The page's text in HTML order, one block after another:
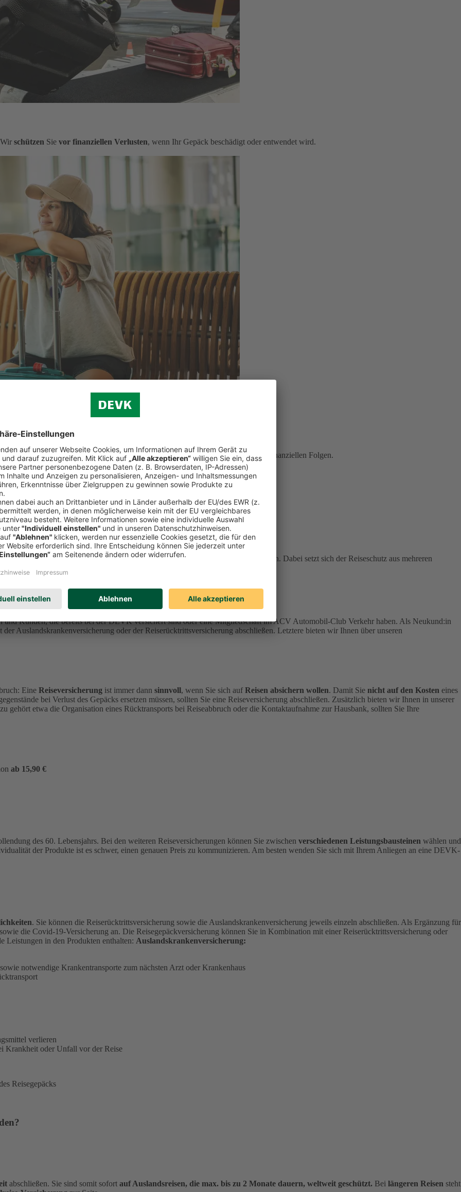
schützen Sie vor finanziellen Verlusten, wenn Ihr Gepäck beschädigt oder entwendet wird.
Sie dieReiserücktrittsversicherung der ERGO Reiseversicherungvor den finanziellen Folgen.
durch Krankheit, Stornierung, Abbruch oder Gepäckverlust
entstehen können. Dabei setzt sich der Reiseschutz aus mehreren
ERGO Reiseversicherung
und Kunden, die bereits bei der DEVK versichert sind oder eine Mitgliedschaft im ACV Automobil-Club Verkehr haben. Als Neukund:in
Auslandskrankenversicherung oder der Reiserücktrittsversicherung abschließen. Letztere bieten wir Ihnen über unseren
Eine Reiseversicherung ist immer dann sinnvoll, wenn Sie sich auf Reisen absichern wollen. Damit Sie nicht auf den Kosten eines
bei Verlust des Gepäcks ersetzen müssen, sollten Sie eine Reiseversicherung abschließen. Zusätzlich bieten wir Ihnen in unserer
gehört etwa die Organisation eines Rücktransports bei Reiseabbruch oder die Kontaktaufnahme zur Hausbank, sollten Sie Ihre
ab 15,90 €
des 60. Lebensjahrs. Bei den weiteren Reiseversicherungen können Sie zwischen verschiedenen Leistungsbausteinen wählen und
der Produkte ist es schwer, einen genauen Preis zu kommunizieren. Am besten wenden Sie sich mit Ihrem Anliegen an eine DEVK-
. Sie können die Reiserücktrittsversicherung sowie die Auslandskrankenversicherung jeweils einzeln abschließen. Als Ergänzung für
die Covid-19-Versicherung an. Die Reisegepäckversicherung können Sie in Kombination mit einer Reiserücktrittsversicherung oder
Leistungen in den Produkten enthalten: Auslandskrankenversicherung:
notwendige Krankentransporte zum nächsten Arzt oder Krankenhaus
verlieren
Krankheit oder Unfall vor der Reise
Reisegepäcks
abschließen. Sie sind somit sofort auf Auslandsreisen, die max. bis zu 2 Monate dauern, weltweit geschützt. Bei längeren Reisen steht